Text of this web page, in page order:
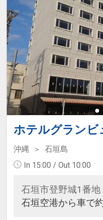
ホテルグランビ
沖縄
石垣島
In 15:00 / Out 10:00
石垣市登野城1番地
石垣空港から車で